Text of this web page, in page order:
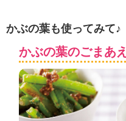
かぶの葉も使ってみて♪
かぶの葉のごまあえ